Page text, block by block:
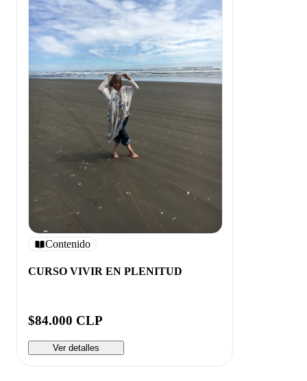
Contenido
CURSO VIVIR EN PLENITUD
$84.000 CLP
Ver detalles